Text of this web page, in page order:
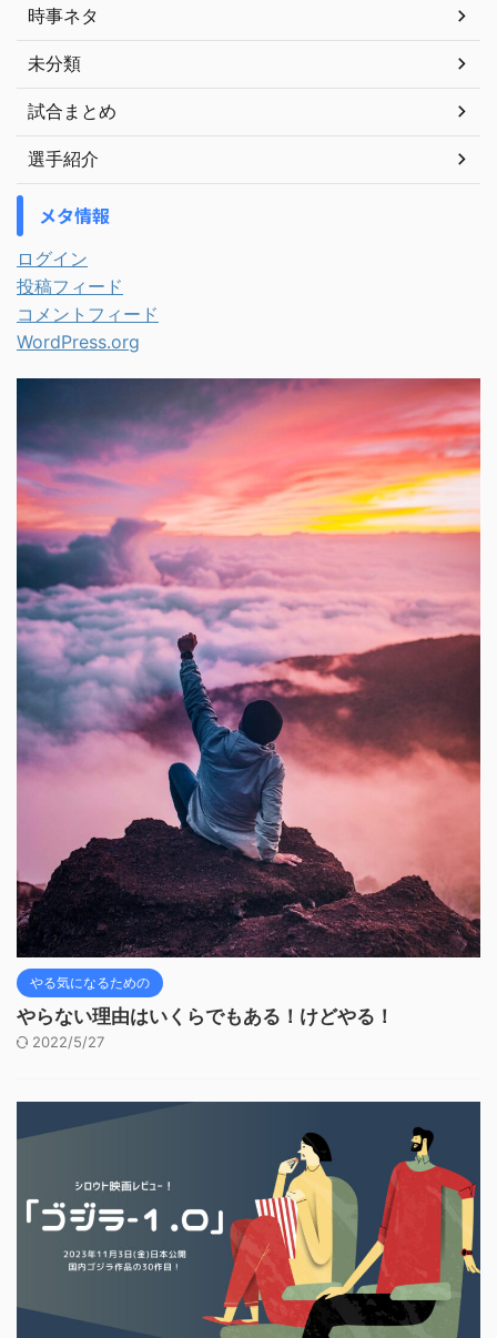
時事ネタ
未分類
試合まとめ
選手紹介
メタ情報
ログイン
投稿フィード
コメントフィード
WordPress.org
やる気になるための
やらない理由はいくらでもある！けどやる！
2022/5/27